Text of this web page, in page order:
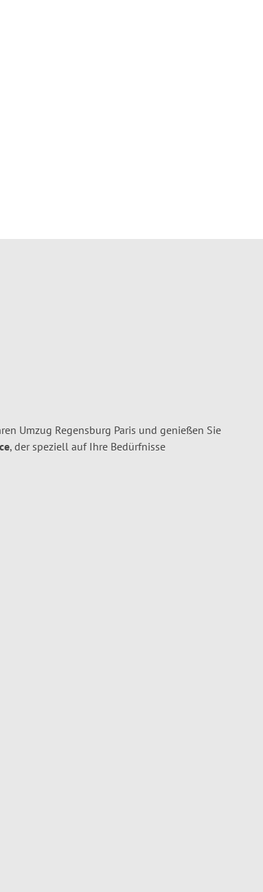
Umzug Regensburg Paris und genießen Sie
, der speziell auf Ihre Bedürfnisse